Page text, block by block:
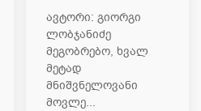
ავტორი: გიორგი
ლობჯანიძე
მეგობრებო, ხვალ
მეტად
მნიშვნელოვანი
მოვლე...